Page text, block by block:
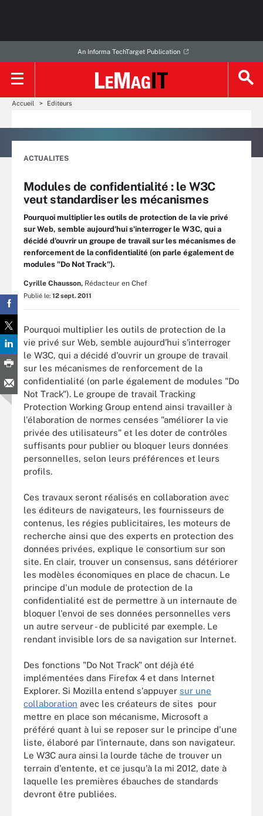
An Informa TechTarget Publication
Accueil Editeurs
ACTUALITES
Modules de confidentialité : le W3C
veut standardiser les mécanismes
Pourquoi multiplier les outils de protection de la vie privé
sur Web, semble aujourd'hui s'interroger le W3C, qui a
décidé d'ouvrir un groupe de travail sur les mécanismes de
renforcement de la confidentialité (on parle également de
modules "Do Not Track").
Cyrille Chausson, Rédacteur en Chef
Publié le: 12 sept. 2011
Pourquoi multiplier les outils de protection de la
vie privé sur Web, semble aujourd'hui s'interroger
le W3C, qui a décidé d'ouvrir un groupe de travail
sur les mécanismes de renforcement de la
confidentialité (on parle également de modules "Do
Not Track"). Le groupe de travail Tracking
Protection Working Group entend ainsi travailler à
l'élaboration de normes censées "améliorer la vie
privée des utilisateurs" et les doter de contrôles
suffisants pour publier ou bloquer leurs données
personnelles, selon leurs préférences et leurs
profils.
Ces travaux seront réalisés en collaboration avec
les éditeurs de navigateurs, les fournisseurs de
contenus, les régies publicitaires, les moteurs de
recherche ainsi que des experts en protection des
données privées, explique le consortium sur son
site. En clair, trouver un consensus, sans détériorer
les modèles économiques en place de chacun. Le
principe d'un module de protection de la
confidentialité est de permettre à un internaute de
bloquer l'envoi de ses données personnelles vers
un autre serveur - de publicité par exemple. Le
rendant invisible lors de sa navigation sur Internet.
Des fonctions "Do Not Track" ont déjà été
implémentées dans Firefox 4 et dans Internet
Explorer. Si Mozilla entend s'appuyer sur une
collaboration avec les créateurs de sites pour
mettre en place son mécanisme, Microsoft a
préféré quant à lui se reposer sur le principe d'une
liste, élaboré par l'internaute, dans son navigateur.
Le W3C aura ainsi la lourde tâche de trouver un
terrain d'entente, et ce jusqu'à la mi 2012, date à
laquelle les premières ébauches de standards
devront être publiées.